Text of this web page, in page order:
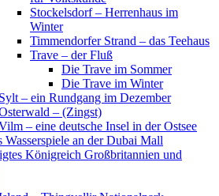
Stockelsdorf – Herrenhaus im
Winter
Timmendorfer Strand – das Teehaus
Trave – der Fluß
Die Trave im Sommer
Die Trave im Winter
Sylt – ein Rundgang im Dezember
– (Zingst)
– eine deutsche Insel in der Ostsee
Wasserspiele an der Dubai Mall
Königreich Großbritannien und